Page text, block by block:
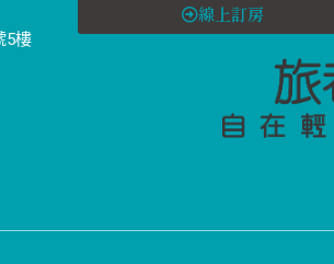
5樓
線上訂房